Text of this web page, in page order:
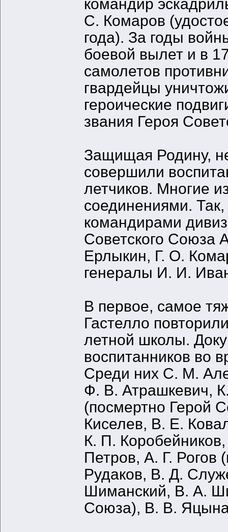
командир
С. Комаров
года). За годы
боевой вылет и в
самолетов
гвардейцы
героические
звания Героя
Защищая Родину,
совершили
летчиков. Многие
соединениями.
командирами
Советского Союза
Ерлыкин, Г. О.
генералы И. И.
В первое, самое
Гастелло
летной школы.
воспитанников во
Среди них С. М.
Ф. В. Атрашкевич,
(посмертно Герой
Киселев, В. Е.
К. П.
Петров, А. Г.
Рудаков, В. Д.
Шиманский, В. А.
Союза), В. В.